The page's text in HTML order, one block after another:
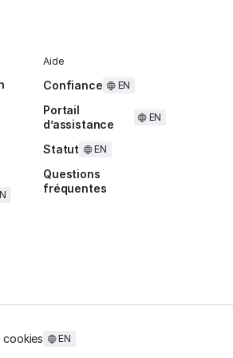
Aide
Confiance EN
Portail
d’assistance
EN
Statut EN
Questions
fréquentes
cookies EN